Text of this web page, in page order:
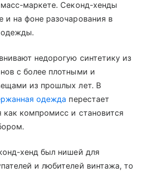
маркете. Секонд-хенды
и на фоне разочарования в
одежды.
недорогую синтетику из
с более плотными и
из прошлых лет. В
одежда перестает
как компромисс и становится
хенд был нишей для
и любителей винтажа, то